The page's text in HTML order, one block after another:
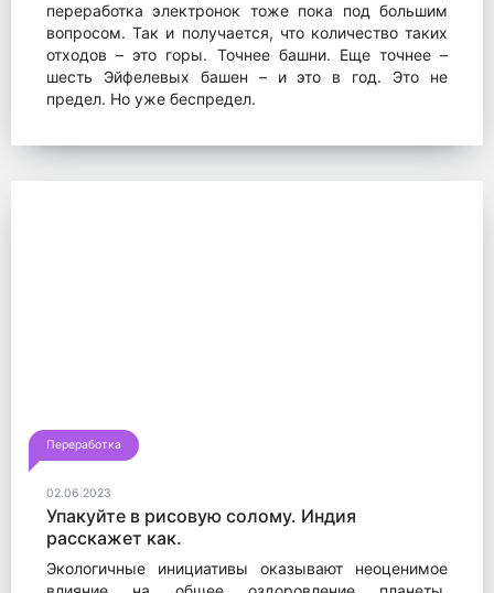
переработка электронок тоже пока под большим
вопросом. Так и получается, что количество таких
отходов – это горы. Точнее башни. Еще точнее –
шесть Эйфелевых башен – и это в год. Это не
предел. Но уже беспредел.
Переработка
02.06.2023
Упакуйте в рисовую солому. Индия
расскажет как.
Экологичные инициативы оказывают неоценимое